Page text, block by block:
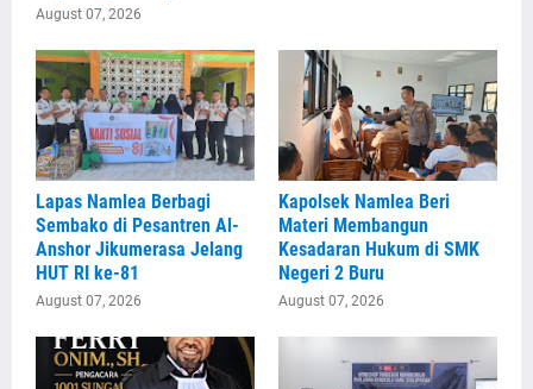
August 07, 2026
Lapas Namlea Berbagi
Sembako di Pesantren Al-
Anshor Jikumerasa Jelang
HUT RI ke-81
August 07, 2026
Kapolsek Namlea Beri
Materi Membangun
Kesadaran Hukum di SMK
Negeri 2 Buru
August 07, 2026